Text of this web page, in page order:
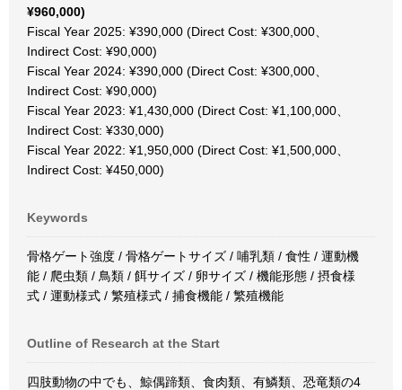
¥960,000)
Fiscal Year 2025: ¥390,000 (Direct Cost: ¥300,000、
Indirect Cost: ¥90,000)
Fiscal Year 2024: ¥390,000 (Direct Cost: ¥300,000、
Indirect Cost: ¥90,000)
Fiscal Year 2023: ¥1,430,000 (Direct Cost: ¥1,100,000、
Indirect Cost: ¥330,000)
Fiscal Year 2022: ¥1,950,000 (Direct Cost: ¥1,500,000、
Indirect Cost: ¥450,000)
Keywords
骨格ゲート強度 / 骨格ゲートサイズ / 哺乳類 / 食性 / 運動機
能 / 爬虫類 / 鳥類 / 餌サイズ / 卵サイズ / 機能形態 / 摂食様
式 / 運動様式 / 繁殖様式 / 捕食機能 / 繁殖機能
Outline of Research at the Start
四肢動物の中でも、鯨偶蹄類、食肉類、有鱗類、恐竜類の4